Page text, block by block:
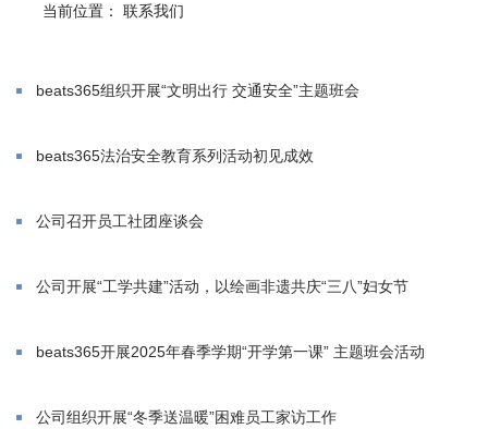
当前位置： 联系我们
beats365组织开展“文明出行 交通安全”主题班会
beats365法治安全教育系列活动初见成效
公司召开员工社团座谈会
公司开展“工学共建”活动，以绘画非遗共庆“三八”妇女节
beats365开展2025年春季学期“开学第一课” 主题班会活动
公司组织开展“冬季送温暖”困难员工家访工作